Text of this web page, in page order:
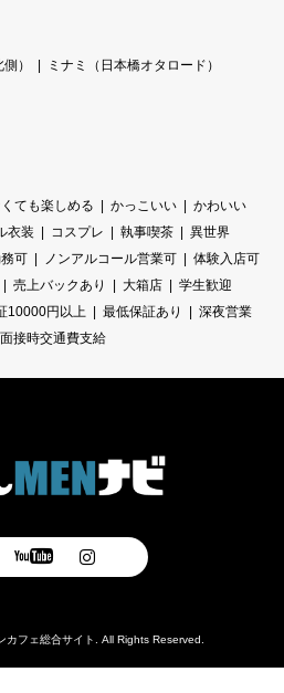
）
ミナミ（日本橋オタロード）
ても楽しめる かっこいい
かわいい
衣装 コスプレ 執事喫茶
異世界
可 ノンアルコール営業可
体験入店可
売上バックあり 大箱店
学生歓迎
10000円以上 最低保証あり
深夜営業
面接時交通費支給
カフェ総合サイト . All Rights Reserved.